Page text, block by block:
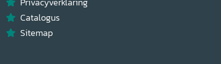
Catalogus
Sitemap